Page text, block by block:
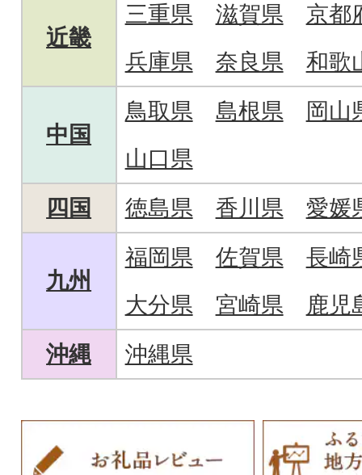
近畿
三重県 滋賀県
京都
兵庫県
奈良県 和歌
中国
鳥取県 島根県
岡山
山口県
四国
徳島県 香川県 愛媛
九州
福岡県 佐賀県
長崎
大分県
宮崎県
鹿児
沖縄
沖縄県